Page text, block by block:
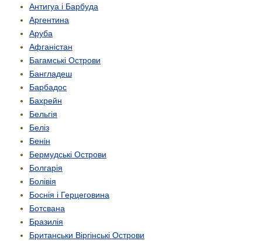
Антигуа і Барбуда
Аргентина
Аруба
Афганістан
Багамські Острови
Бангладеш
Барбадос
Бахрейн
Бельгія
Беліз
Бенін
Бермудські Острови
Болгарія
Болівія
Боснія і Герцеговина
Ботсвана
Бразилія
Британськи Віргінські Острови